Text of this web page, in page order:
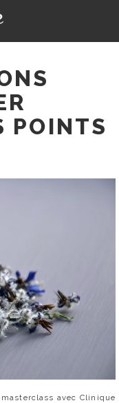
POINTS
masterclass avec Clinique